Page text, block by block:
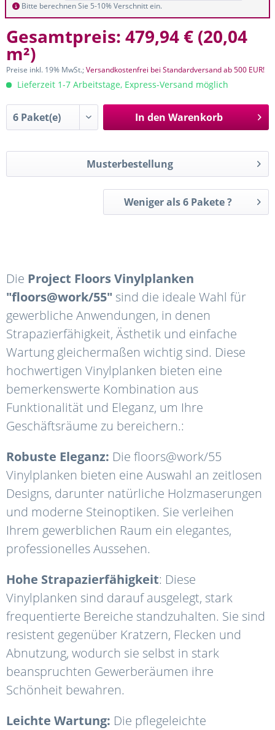
Bitte berechnen Sie 5-10% Verschnitt ein.
Gesamtpreis: 479,94 € (20,04
m²)
Preise inkl. 19% MwSt.;Versandkostenfrei bei Standardversand ab 500 EUR!
Lieferzeit 1-7 Arbeitstage, Express-Versand möglich
In den Warenkorb
Musterbestellung
Weniger als 6 Pakete ?
Die Project Floors Vinylplanken
"floors@work/55" sind die ideale Wahl für
gewerbliche Anwendungen, in denen
Strapazierfähigkeit, Ästhetik und einfache
Wartung gleichermaßen wichtig sind. Diese
hochwertigen Vinylplanken bieten eine
bemerkenswerte Kombination aus
Funktionalität und Eleganz, um Ihre
Geschäftsräume zu bereichern.:
Robuste Eleganz: Die floors@work/55
Vinylplanken bieten eine Auswahl an zeitlosen
Designs, darunter natürliche Holzmaserungen
und moderne Steinoptiken. Sie verleihen
Ihrem gewerblichen Raum ein elegantes,
professionelles Aussehen.
Hohe Strapazierfähigkeit: Diese
Vinylplanken sind darauf ausgelegt, stark
frequentierte Bereiche standzuhalten. Sie sind
resistent gegenüber Kratzern, Flecken und
Abnutzung, wodurch sie selbst in stark
beanspruchten Gewerberäumen ihre
Schönheit bewahren.
Leichte Wartung: Die pflegeleichte